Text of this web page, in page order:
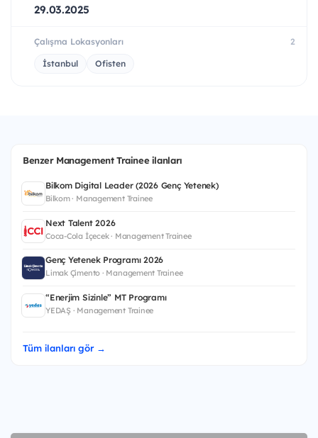
29.03.2025
Çalışma Lokasyonları 2
İstanbul Ofisten
Benzer Management Trainee ilanları
Bilkom Digital Leader (2026 Genç Yetenek)
Bilkom · Management Trainee
Next Talent 2026
Coca-Cola İçecek · Management Trainee
Genç Yetenek Programı 2026
Limak Çimento · Management Trainee
“Enerjim Sizinle” MT Programı
YEDAŞ · Management Trainee
Tüm ilanları gör →